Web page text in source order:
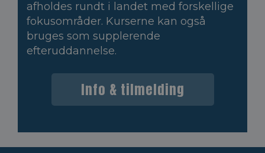
afholdes rundt i landet med forskellige
fokusområder. Kurserne kan også
bruges som supplerende
efteruddannelse.
Info & tilmelding